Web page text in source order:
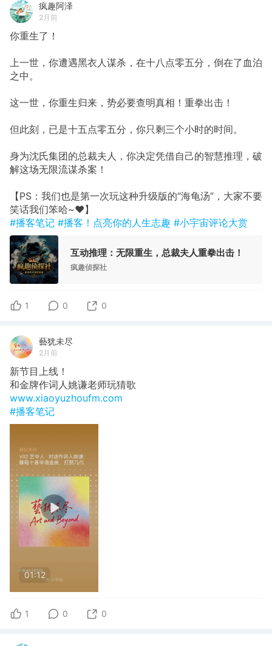
疯趣阿泽
2月前
你重生了！
上一世，你遭遇黑衣人谋杀，在十八点零五分，倒在了血泊
之中。
这一世，你重生归来，势必要查明真相！重拳出击！
但此刻，已是十五点零五分，你只剩三个小时的时间。
身为沈氏集团的总裁夫人，你决定凭借自己的智慧推理，破
解这场无限流谋杀案！
【PS：我们也是第一次玩这种升级版的“海龟汤”，大家不要
笑话我们笨哈~❤️】
#播客笔记 #播客！点亮你的人生志趣 #小宇宙评论大赏
互动推理：无限重生，总裁夫人重拳出击！
疯趣侦探社
1 0 0
藝犹未尽
2月前
新节目上线！
和金牌作词人姚谦老师玩猜歌
www.xiaoyuzhoufm.com
#播客笔记
01:12
1 0 0